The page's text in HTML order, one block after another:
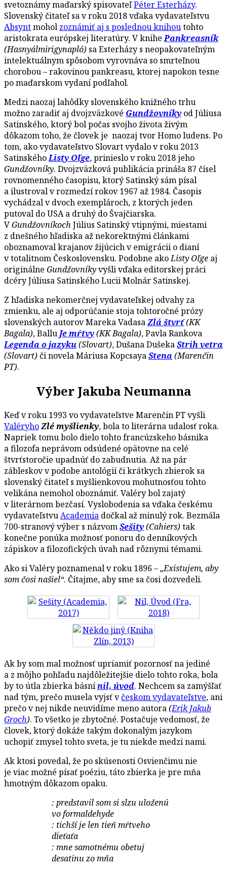
svetoznámy maďarský spisovateľPéter Esterházy.
Slovenský čitateľ sa v roku 2018 vďaka vydavateľstvu
Absyntmohol zoznámiť aj s poslednou knihoutohto
aristokrata európskej literatúry. V knihePankreasník
(Hasnyálmirigynapló) sa Esterházy s neopakovateľným
intelektuálnym spôsobom vyrovnáva so smrteľnou
chorobou – rakovinou pankreasu, ktorej napokon tesne
po maďarskom vydaní podľahol.
Medzi naozaj lahôdky slovenského knižného trhu
možno zaradiť aj dvojzväzkové Gundžovníky od Júliusa
Satinského, ktorý bol počas svojho života živým
dôkazom toho, že človek je naozaj tvor Homo ludens. Po
tom, ako vydavateľstvo Slovart vydalo v roku 2013
SatinskéhoListy Oľge, prinieslo v roku 2018 jeho
Gundžovníky. Dvojzväzková publikácia prináša 87 čísel
rovnomenného časopisu, ktorý Satinský sám písal
a ilustroval v rozmedzí rokov 1967 až 1984. Časopis
vychádzal v dvoch exemplároch, z ktorých jeden
putoval do USA a druhý do Švajčiarska.
VGundžovníkoch Július Satinský vtipnými, miestami
z dnešného hľadiska až nekorektnými článkami
oboznamoval krajanov žijúcich v emigrácii o dianí
v totalitnom Československu. Podobne akoListy Oľge aj
originálne Gundžovníkyvyšli vďaka editorskej práci
dcéry Júliusa Satinského Lucii Molnár Satinskej.
Z hľadiska nekomerčnej vydavateľskej odvahy za
zmienku, ale aj odporúčanie stoja tohtoročné prózy
slovenských autorov Mareka VadasaZlá štvrť(KK
Bagala), Ballu Je mŕtvy(KK Bagala), Pavla Rankova
Legenda o jazyku(Slovart), Dušana DušekaStrih vetra
(Slovart) či novela Máriusa KopcsayaStena (Marenčin
PT).
Výber Jakuba Neumanna
Keď v roku 1993 vo vydavateľstve Marenčin PT vyšli
ValéryhoZlé myšlienky, bola to literárna udalosť roka.
Napriek tomu bolo dielo tohto francúzskeho básnika
a filozofa neprávom odsúdené opätovne na celé
štvrťstoročie upadnúť do zabudnutia. Až na pár
zábleskov v podobe antológií či krátkych zbierok sa
slovenský čitateľ s myšlienkovou mohutnosťou tohto
velikána nemohol oboznámiť. Valéry bol zajatý
v literárnom bezčasí. Vyslobodenia sa vďaka českému
vydavateľstvuAcademia dočkal až minulý rok. Bezmála
700-stranový výber s názvomSešity(Cahiers) tak
konečne ponúka možnosť ponoru do denníkových
zápiskov a filozofických úvah nad rôznymi témami.
Ako si Valéry poznamenal v roku 1896 –„Existujem, aby
som čosi našiel“. Čítajme, aby sme sa čosi dozvedeli.
Ak by som mal možnosť upriamiť pozornosť na jediné
a z môjho pohľadu najdôležitejšie dielo tohto roka, bola
by to útla zbierka básnínil, úvod. Nechcem sa zamýšľať
nad tým, prečo musela vyjsť včeskom vydavateľstve, ani
prečo v nej nikde neuvidíme meno autora(Erik Jakub
Groch). To všetko je zbytočné. Postačuje vedomosť, že
človek, ktorý dokáže takým dokonalým jazykom
uchopiť zmysel tohto sveta, je tu niekde medzi nami.
Ak ktosi povedal, že po skúsenosti Osvienčimu nie
je viac možné písať poéziu, táto zbierka je pre mňa
hmotným dôkazom opaku.
: predstavil som si slzu uloženú
vo formaldehyde
: tichší je len tieň mŕtveho
dieťaťa
: mne samotnému obetuj
desatinu zo mňa